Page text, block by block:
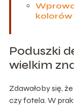
kolorów
Poduszki
wielkim
Zdawałoby się,
czy fotela. W